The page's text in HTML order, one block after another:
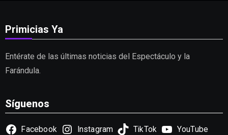
Primicias Ya
Entérate de las últimas noticias del Espectáculo y la
Farándula.
Síguenos
Facebook Instagram TikTok
YouTube